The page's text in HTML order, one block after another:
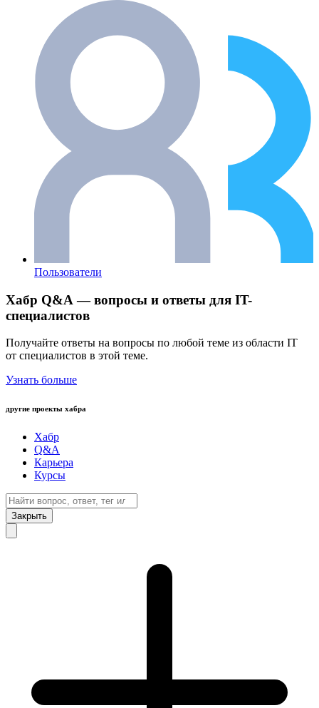
Пользователи
Хабр Q&A — вопросы и ответы для IT-
специалистов
Получайте ответы на вопросы по любой теме из области IT
от специалистов в этой теме.
Узнать больше
другие проекты хабра
Хабр
Q&A
Карьера
Курсы
Закрыть